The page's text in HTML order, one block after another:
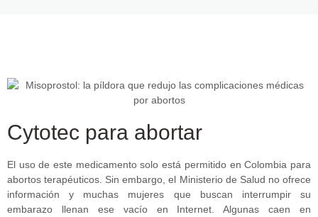
Cytotec para abortar
El uso de este medicamento solo está permitido en Colombia para
abortos terapéuticos. Sin embargo, el Ministerio de Salud no ofrece
información y muchas mujeres que buscan interrumpir su
embarazo llenan ese vacío en Internet. Algunas caen en